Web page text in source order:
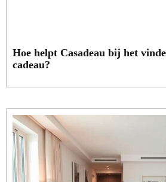
Hoe helpt Casadeau bij het
cadeau?